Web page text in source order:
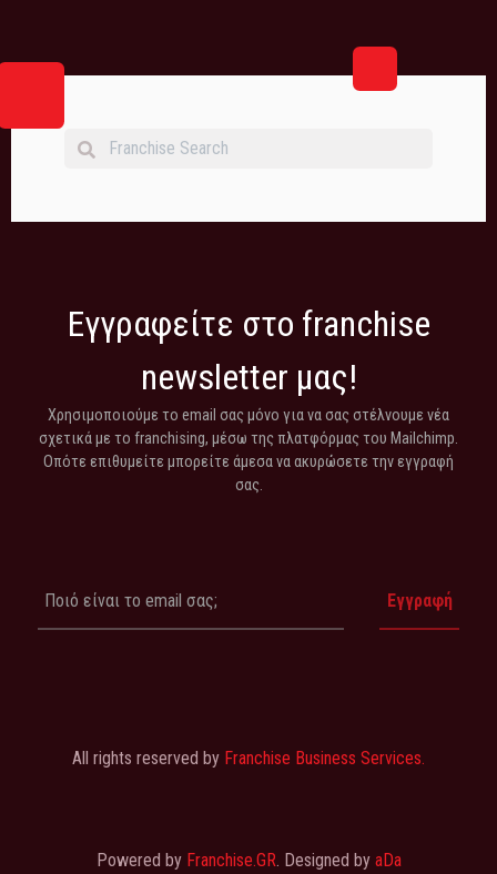
Εγγραφείτε στο franchise
newsletter μας!
Χρησιμοποιούμε το email σας μόνο για να σας στέλνουμε νέα
σχετικά με το franchising, μέσω της πλατφόρμας του Mailchimp.
Οπότε επιθυμείτε μπορείτε άμεσα να ακυρώσετε την εγγραφή
σας.
All rights reserved by Franchise Business Services.
Powered by Franchise.GR . Designed by aDa